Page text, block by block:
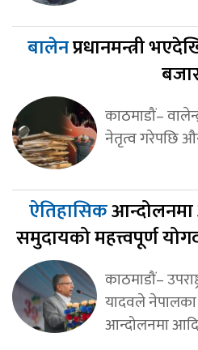
बालेनप्रधानमन्त्री
काठमाडौं–
नेतृत्व गरेपछि
ऐतिहासिक
समुदायको महत्त्वपूर्ण
काठमाडौं–
यादवले नेपालका
आन्दोलनमा